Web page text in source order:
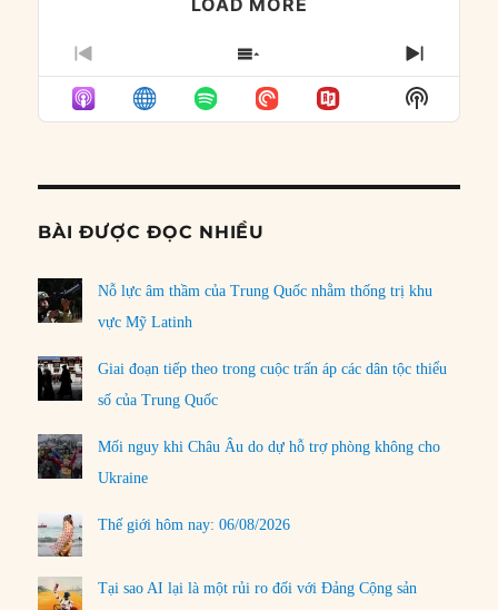
PREVIOUS
EPISODE
SHOW
EPISODES
LIST
NEXT
Show
Podcast
BÀI ĐƯỢC ĐỌC NHIỀU
Nỗ lực âm thầm của Trung Quốc nhằm thống trị khu
vực Mỹ Latinh
Giai đoạn tiếp theo trong cuộc trấn áp các dân tộc thiểu
số của Trung Quốc
Mối nguy khi Châu Âu do dự hỗ trợ phòng không cho
Ukraine
Thế giới hôm nay: 06/08/2026
Tại sao AI lại là một rủi ro đối với Đảng Cộng sản